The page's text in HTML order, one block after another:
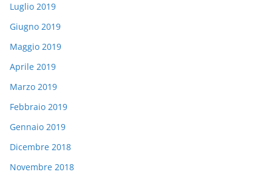
Luglio 2019
Giugno 2019
Maggio 2019
Aprile 2019
Marzo 2019
Febbraio 2019
Gennaio 2019
Dicembre 2018
Novembre 2018